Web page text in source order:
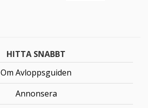
HITTA SNABBT
Om Avloppsguiden
Annonsera